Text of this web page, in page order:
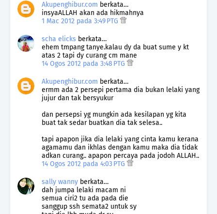
Akupenghibur.com berkata…
insyaALLAH akan ada hikmahnya
1 Mac 2012 pada 3:49 PTG
scha elicks berkata…
ehem tmpang tanye.kalau dy da buat sume y kt
atas 2 tapi dy curang cm mane
14 Ogos 2012 pada 3:48 PTG
Akupenghibur.com berkata…
ermm ada 2 persepi pertama dia bukan lelaki yang
jujur dan tak bersyukur
dan persepsi yg mungkin ada kesilapan yg kita
buat tak sedar buatkan dia tak selesa..
tapi apapon jika dia lelaki yang cinta kamu kerana
agamamu dan ikhlas dengan kamu maka dia tidak
adkan curang.. apapon percaya pada jodoh ALLAH..
14 Ogos 2012 pada 4:03 PTG
sally wanny berkata…
dah jumpa lelaki macam ni
semua ciri2 tu ada pada die
sanggup ssh semata2 untuk sy